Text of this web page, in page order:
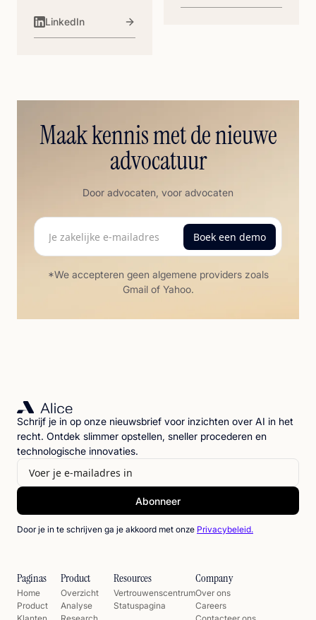
LinkedIn
Maak kennis met de nieuwe
advocatuur
Door advocaten, voor advocaten
*We accepteren geen algemene providers zoals
Gmail of Yahoo.
Schrijf je in op onze nieuwsbrief voor inzichten over AI in het
recht. Ontdek slimmer opstellen, sneller procederen en
technologische innovaties.
Door je in te schrijven ga je akkoord met onze Privacybeleid.
Paginas
Home
Product
Product
Overzicht
Analyse
Resources
Vertrouwenscentrum
Statuspagina
Company
Over ons
Careers